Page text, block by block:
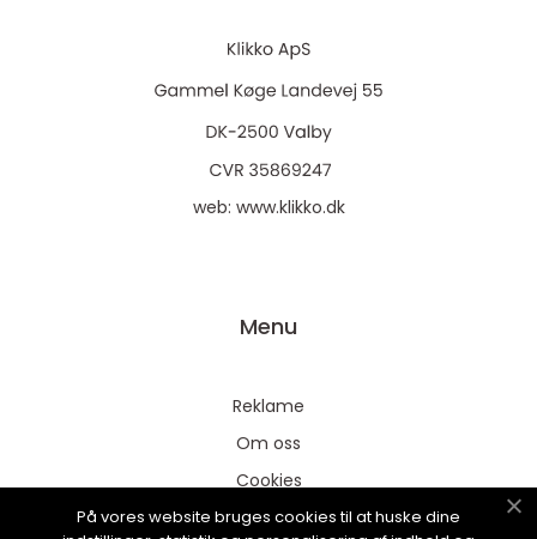
web: www.klikko.dk
Menu
Reklame
Om oss
Cookies
Kontakt Oss
På vores website bruges cookies til at huske dine